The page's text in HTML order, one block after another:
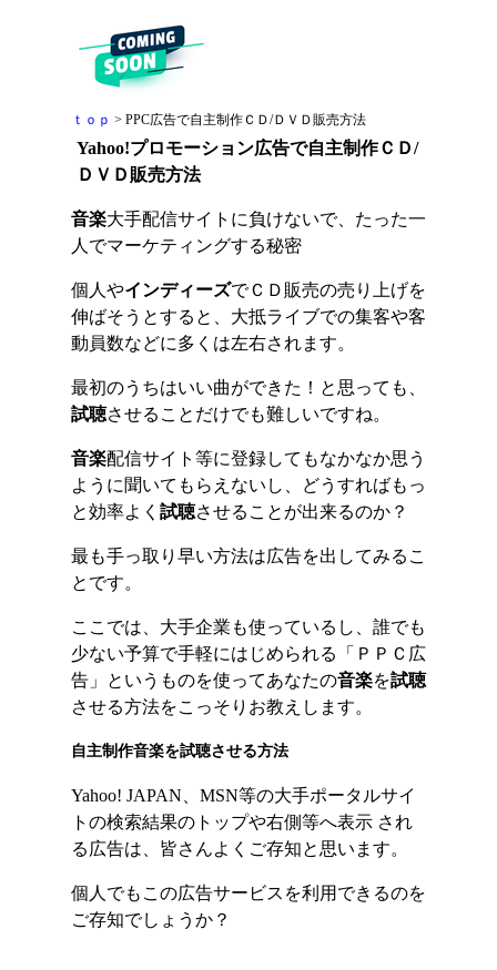
ｔｏｐ > PPC広告で自主制作ＣＤ/ＤＶＤ販売方法
Yahoo!プロモーション広告で自主制作ＣＤ/
ＤＶＤ販売方法
音楽大手配信サイトに負けないで、たった一
人でマーケティングする秘密
個人やインディーズでＣＤ販売の売り上げを
伸ばそうとすると、大抵ライブでの集客や客
動員数などに多くは左右されます。
最初のうちはいい曲ができた！と思っても、
試聴させることだけでも難しいですね。
音楽配信サイト等に登録してもなかなか思う
ように聞いてもらえないし、どうすればもっ
と効率よく 試聴させることが出来るのか？
最も手っ取り早い方法は広告を出してみるこ
とです。
ここでは、大手企業も使っているし、誰でも
少ない予算で手軽にはじめられる「ＰＰＣ広
告」というものを使ってあなたの音楽を試聴
させる方法をこっそりお教えします。
自主制作音楽を試聴させる方法
Yahoo! JAPAN、MSN等の大手ポータルサイ
トの検索結果のトップや右側等へ表示 され
る広告は、皆さんよくご存知と思います。
個人でもこの広告サービスを利用できるのを
ご存知でしょうか？